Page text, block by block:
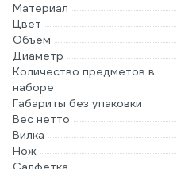
Материал
Цвет
Объем
Диаметр
Количество предметов в
наборе
Габариты без упаковки
Вес нетто
Вилка
Нож